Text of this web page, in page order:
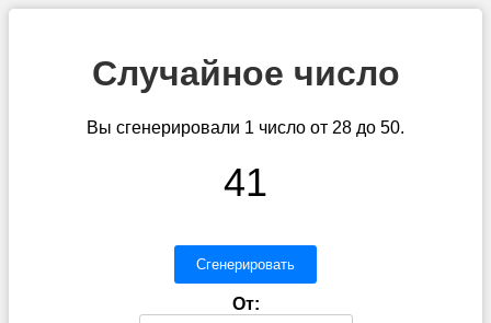
Случайное число
Вы сгенерировали 1 число от 28 до 50.
41
Сгенерировать
От: